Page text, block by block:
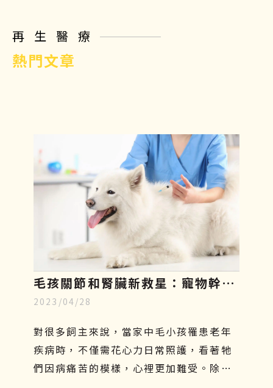
再生醫療
熱門文章
毛孩關節和腎臟新救星：寵物幹細
胞療法，只需5分鐘認識寵物再生
醫學
2023/04/28
對很多飼主來說，當家中毛小孩罹患老年
疾病時，不僅需花心力日常照護，看著牠
們因病痛苦的模樣，心裡更加難受。除了